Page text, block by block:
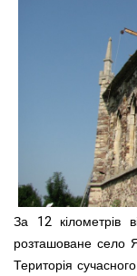
За 12 кілометрів
розташоване село
Територія